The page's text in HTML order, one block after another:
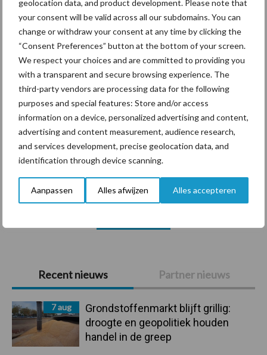
geolocation data, and product development. Please note that
your consent will be valid across all our subdomains. You can
change or withdraw your consent at any time by clicking the
“Consent Preferences” button at the bottom of your screen.
We respect your choices and are committed to providing you
with a transparent and secure browsing experience. The
third-party vendors are processing data for the following
purposes and special features: Store and/or access
information on a device, personalized advertising and content,
advertising and content measurement, audience research,
and services development, precise geolocation data, and
identification through device scanning.
Aanpassen Alles afwijzen Alles accepteren
Primaire
Sidebar
Recent nieuws Partner nieuws
7 aug
Grondstoffenmarkt blijft grillig:
droogte en geopolitiek houden
handel in de greep
Themapagina's
Diergezondheid Bemesting Fokkerij
Bedrijfsnieuws
Ligbox &
Voerhekken